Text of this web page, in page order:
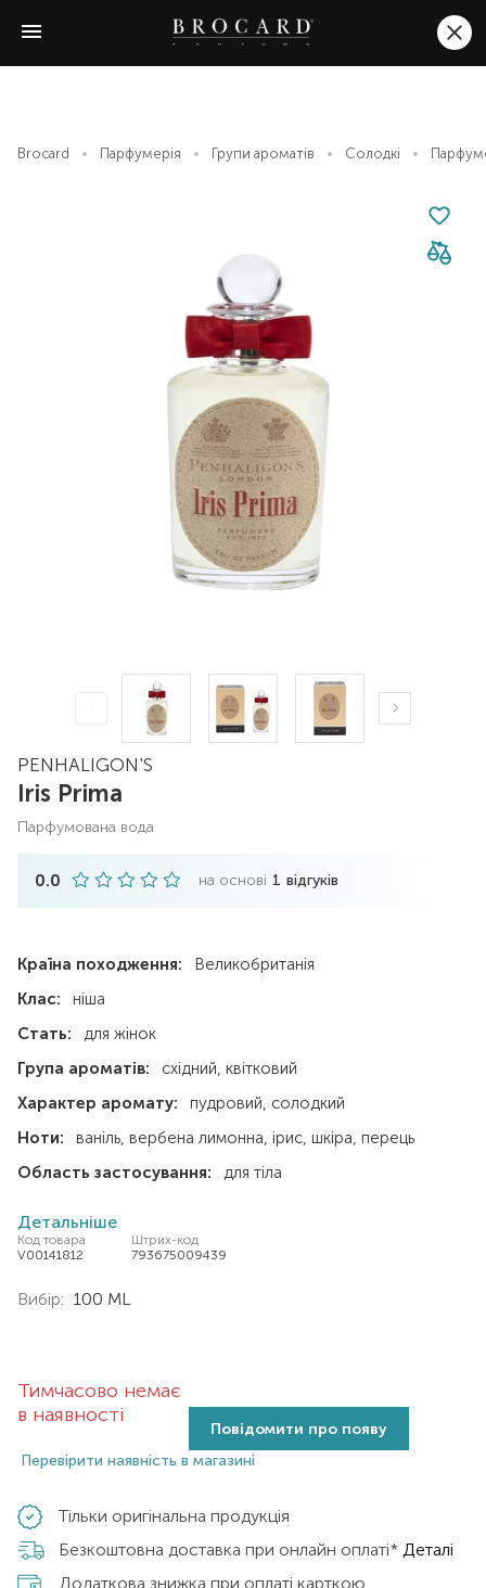
Brocard Парфумерія Групи ароматів Солодкі
PENHALIGON'S
Iris Prima
парфумована вода
0.0 на основі 1 відгуків
Країна походження:
Великобританія
Клас:
ніша
Стать:
для жінок
Група ароматів:
східний квітковий
Характер аромату:
пудровий солодкий
Ноти:
ваніль вербена лимонна ірис шкіра перець
Область застосування:
для тіла
Детальніше
Код товара
V00141812
Штрих-код
793675009439
Вибір: 100 ML
Тимчасово немає
в наявності
Повідомити про появу
Перевірити наявність в магазині
Тільки оригінальна продукція
Безкоштовна доставка при онлайн оплаті* Деталі
Додаткова знижка при оплаті карткою